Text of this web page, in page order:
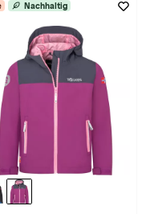
Nachhaltig